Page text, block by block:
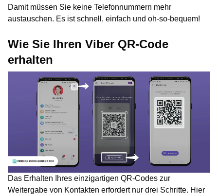
Damit müssen Sie keine Telefonnummern mehr
austauschen. Es ist schnell, einfach und oh-so-bequem!
Wie Sie Ihren Viber QR-Code
erhalten
Das Erhalten Ihres einzigartigen QR-Codes zur
Weitergabe von Kontakten erfordert nur drei Schritte. Hier